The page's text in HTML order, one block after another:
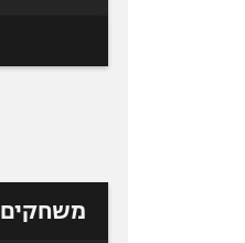
משחקים